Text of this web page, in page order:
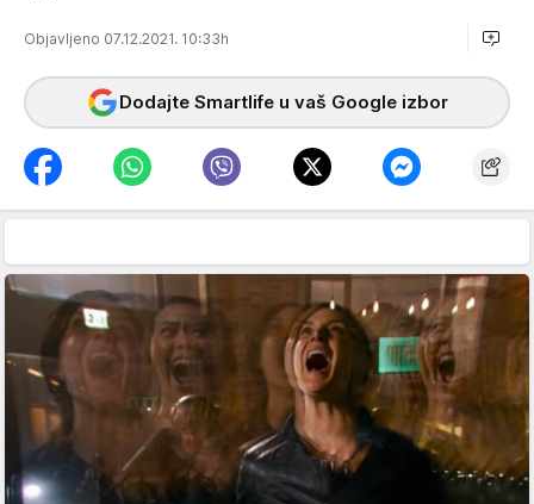
Objavljeno 07.12.2021. 10:33h
Dodajte Smartlife u vaš Google izbor